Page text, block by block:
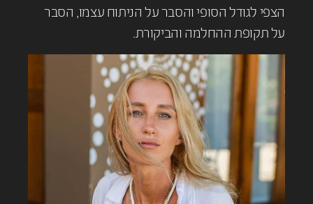
הצפי לגודל הסופי והסבר על הניתוח עצמו, הסבר
על תקופת ההחלמה והביקורת.